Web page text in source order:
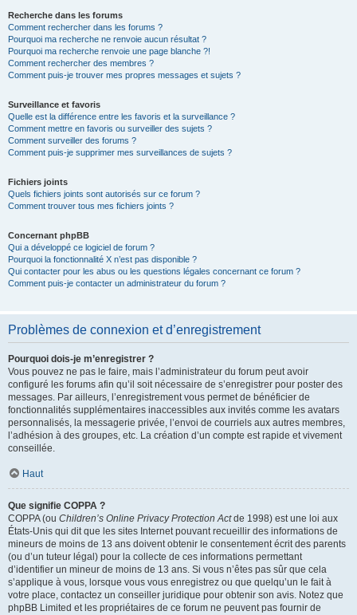
Recherche dans les forums
Comment rechercher dans les forums ?
Pourquoi ma recherche ne renvoie aucun résultat ?
Pourquoi ma recherche renvoie une page blanche ?!
Comment rechercher des membres ?
Comment puis-je trouver mes propres messages et sujets ?
Surveillance et favoris
Quelle est la différence entre les favoris et la surveillance ?
Comment mettre en favoris ou surveiller des sujets ?
Comment surveiller des forums ?
Comment puis-je supprimer mes surveillances de sujets ?
Fichiers joints
Quels fichiers joints sont autorisés sur ce forum ?
Comment trouver tous mes fichiers joints ?
Concernant phpBB
Qui a développé ce logiciel de forum ?
Pourquoi la fonctionnalité X n’est pas disponible ?
Qui contacter pour les abus ou les questions légales concernant ce forum ?
Comment puis-je contacter un administrateur du forum ?
Problèmes de connexion et d’enregistrement
Pourquoi dois-je m’enregistrer ?
Vous pouvez ne pas le faire, mais l’administrateur du forum peut avoir
configuré les forums afin qu’il soit nécessaire de s’enregistrer pour poster des
messages. Par ailleurs, l’enregistrement vous permet de bénéficier de
fonctionnalités supplémentaires inaccessibles aux invités comme les avatars
personnalisés, la messagerie privée, l’envoi de courriels aux autres membres,
l’adhésion à des groupes, etc. La création d’un compte est rapide et vivement
conseillée.
Haut
Que signifie COPPA ?
COPPA (ou Children’s Online Privacy Protection Actde 1998) est une loi aux
États-Unis qui dit que les sites Internet pouvant recueillir des informations de
mineurs de moins de 13 ans doivent obtenir le consentement écrit des parents
(ou d’un tuteur légal) pour la collecte de ces informations permettant
d’identifier un mineur de moins de 13 ans. Si vous n’êtes pas sûr que cela
s’applique à vous, lorsque vous vous enregistrez ou que quelqu’un le fait à
votre place, contactez un conseiller juridique pour obtenir son avis. Notez que
phpBB Limited et les propriétaires de ce forum ne peuvent pas fournir de